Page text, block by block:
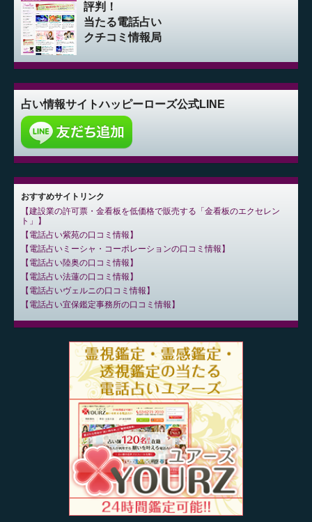
評判！
当たる電話占い
クチコミ情報局
占い情報サイトハッピーローズ公式LINE
おすすめサイトリンク
建設業の許可票・金看板を低価格で販売する「金看板のエクセレン
ト」
電話占い紫苑の口コミ情報
電話占いミーシャ・コーポレーションの口コミ情報
電話占い陸奥の口コミ情報
電話占い法蓮の口コミ情報
電話占いヴェルニの口コミ情報
電話占い宜保鑑定事務所の口コミ情報